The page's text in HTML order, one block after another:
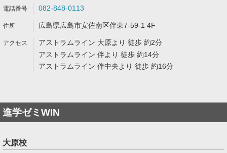
082-848-0113
広島県広島市安佐南区伴東7-59-1 4F
アストラムライン 大原より 徒歩 約2分
アストラムライン 伴より 徒歩 約14分
アストラムライン 伴中央より 徒歩 約16分
進学ゼミWIN
大原校